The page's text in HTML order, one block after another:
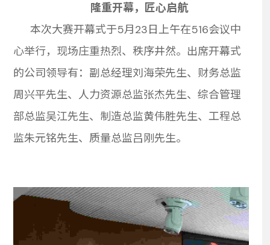
隆重开幕，匠心启航
本次大赛开幕式于5月23日上午在516会议中
心举行，现场庄重热烈、秩序井然。出席开幕式
的公司领导有：副总经理刘海荣先生、财务总监
周兴平先生、人力资源总监张杰先生、综合管理
部总监吴江先生、制造总监黄伟胜先生、工程总
监朱元铭先生、质量总监吕刚先生。